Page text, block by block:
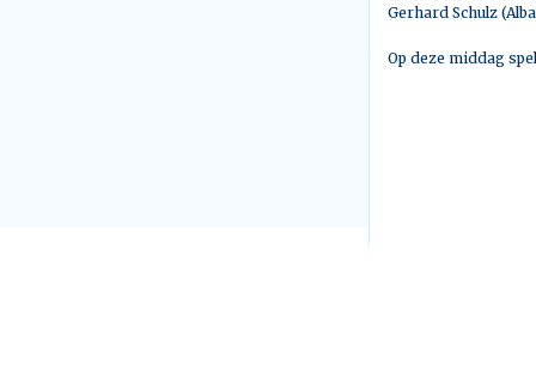
Gerhard Schulz
Op deze middag